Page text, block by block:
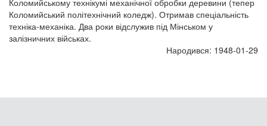
Коломийському технікумі механічної обробки деревини (тепер
Коломийський політехнічний коледж). Отримав спеціальність
техніка-механіка. Два роки відслужив під Мінськом у
залізничних військах.
Народився: 1948-01-29